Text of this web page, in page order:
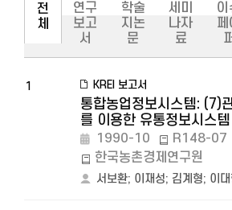
전
체
연구
보고
서
학술
지논
문
세미
나자
료
이
페
퍼
1 KREI 보고서
통합농업정보시스템: (7)
를 이용한 유통정보시스
1990-10
R148-07
한국농촌경제연구원
서보환; 이재성; 김계형; 이